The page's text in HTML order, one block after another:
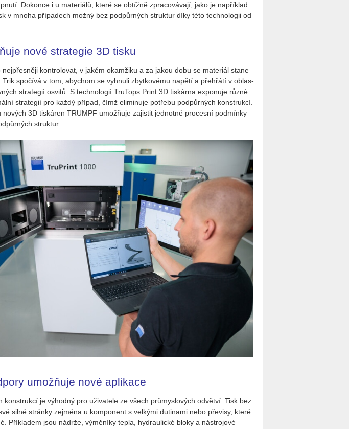
Do­kon­ce i u ma­te­ri­á­lů, které se ob­tíž­ně zpra­co­vá­va­jí, jako je na­pří­klad
v mnoha pří­pa­dech možný bez pod­půr­ných struk­tur díky této tech­no­lo­gii od
nové strategie 3D tisku
nej­přes­ně­ji kon­t­ro­lo­vat, v jakém oka­mži­ku a za jakou dobu se ma­te­ri­ál stane
Trik spo­čí­vá v tom, abychom se vy­hnu­li zbyt­ko­vé­mu na­pě­tí a pře­hřá­tí v ob­las­
stra­te­gií osvi­tů. S tech­no­lo­gií Tru­Tops Print 3D tis­kár­na ex­po­nu­je různé
stra­te­gií pro každý pří­pad, čímž eli­mi­nu­je po­tře­bu pod­půr­ných kon­struk­cí.
no­vých 3D tis­ká­ren TRUM­PF umožňuje za­jis­tit jed­not­né pro­ces­ní pod­mín­ky
struk­tur.
umožňuje nové aplikace
kon­struk­cí je vý­hod­ný pro uži­va­te­le ze všech prů­mys­lo­vých od­vět­ví. Tisk bez
silné strán­ky zejmé­na u kom­po­nent s vel­ký­mi du­ti­na­mi nebo pře­vi­sy, které
Pří­kla­dem jsou ná­dr­že, vý­mě­ní­ky tepla, hyd­rau­lic­ké bloky a ná­stro­jo­vé